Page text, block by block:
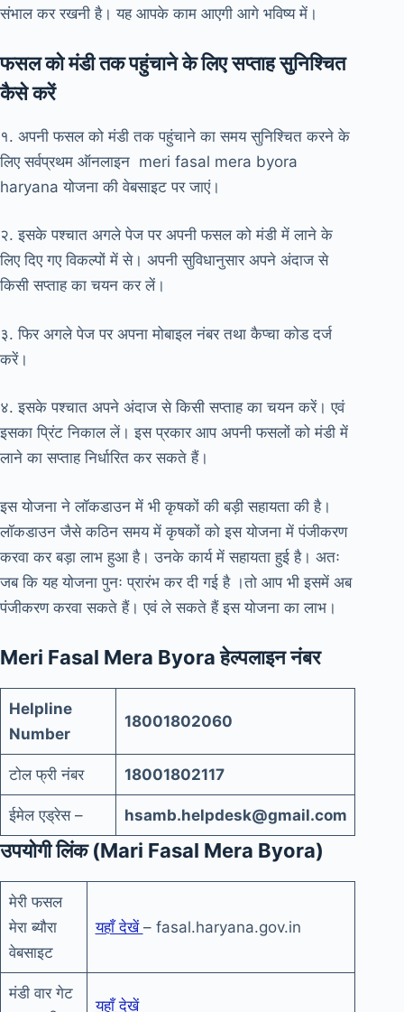
संभाल कर रखनी है। यह आपके काम आएगी आगे भविष्य में।
फसल को मंडी तक पहुंचाने के लिए सप्ताह सुनिश्चित
कैसे करें
१. अपनी फसल को मंडी तक पहुंचाने का समय सुनिश्चित करने के
लिए सर्वप्रथम ऑनलाइन meri fasal mera byora
haryana योजना की वेबसाइट पर जाएं।
२. इसके पश्चात अगले पेज पर अपनी फसल को मंडी में लाने के
लिए दिए गए विकल्पों में से। अपनी सुविधानुसार अपने अंदाज से
किसी सप्ताह का चयन कर लें।
३. फिर अगले पेज पर अपना मोबाइल नंबर तथा कैप्चा कोड दर्ज
करें।
४. इसके पश्चात अपने अंदाज से किसी सप्ताह का चयन करें। एवं
इसका प्रिंट निकाल लें। इस प्रकार आप अपनी फसलों को मंडी में
लाने का सप्ताह निर्धारित कर सकते हैं।
इस योजना ने लॉकडाउन में भी कृषकों की बड़ी सहायता की है।
लॉकडाउन जैसे कठिन समय में कृषकों को इस योजना में पंजीकरण
करवा कर बड़ा लाभ हुआ है। उनके कार्य में सहायता हुई है। अतः
जब कि यह योजना पुनः प्रारंभ कर दी गई है ।तो आप भी इसमें अब
पंजीकरण करवा सकते हैं। एवं ले सकते हैं इस योजना का लाभ।
Meri Fasal Mera Byora हेल्पलाइन नंबर
Helpline
Number
18001802060
टोल फ्री नंबर 18001802117
ईमेल एड्रेस – hsamb.helpdesk@gmail.com
उपयोगी लिंक (Mari Fasal Mera Byora)
मेरी फसल
मेरा ब्यौरा
वेबसाइट
यहाँ देखें – fasal.haryana.gov.in
मंडी वार गेट
यहाँ देखें